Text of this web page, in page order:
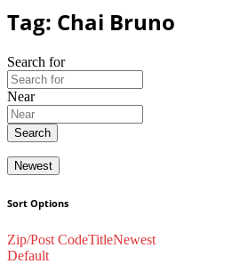
Tag: Chai Bruno
Search for
Near
Search
Newest
Sort Options
Zip/Post CodeTitleNewest
Default